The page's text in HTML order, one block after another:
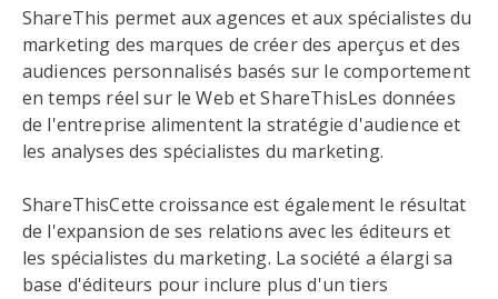
ShareThis permet aux agences et aux spécialistes du
marketing des marques de créer des aperçus et des
audiences personnalisés basés sur le comportement
en temps réel sur le Web et ShareThisLes données
de l'entreprise alimentent la stratégie d'audience et
les analyses des spécialistes du marketing.
ShareThisCette croissance est également le résultat
de l'expansion de ses relations avec les éditeurs et
les spécialistes du marketing. La société a élargi sa
base d'éditeurs pour inclure plus d'un tiers